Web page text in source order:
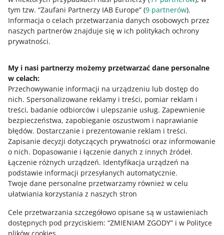
tym tzw. “Zaufani Partnerzy IAB Europe” (9 partnerów).
Informacja o celach przetwarzania danych osobowych przez
naszych partnerów znajduje się w ich politykach ochrony
prywatności.
My i nasi partnerzy możemy przetwarzać dane personalne
w celach:
Przechowywanie informacji na urządzeniu lub dostęp do
nich. Spersonalizowane reklamy i treści, pomiar reklam i
treści, badanie odbiorców i ulepszanie usług. Zapewnienie
bezpieczeństwa, zapobieganie oszustwom i naprawianie
błędów. Dostarczanie i prezentowanie reklam i treści.
Zapisanie decyzji dotyczących prywatności oraz informowanie
o nich. Dopasowanie i łączenie danych z innych źródeł.
Łączenie różnych urządzeń. Identyfikacja urządzeń na
podstawie informacji przesyłanych automatycznie.
Twoje dane personalne przetwarzamy również w celu
ułatwiania korzystania z naszych stron
Cele przetwarzania szczegółowo opisane są w ustawieniach
dostępnych pod przyciskiem: “ZMIENIAM ZGODY” i w Polityce
Ta strona jest też dostępna w innych językach
o allegro.pl
polski
čeština
English
slovenčina
o allegro.cz
polski
čeština
English
slovenčina
o allegro.sk
polski